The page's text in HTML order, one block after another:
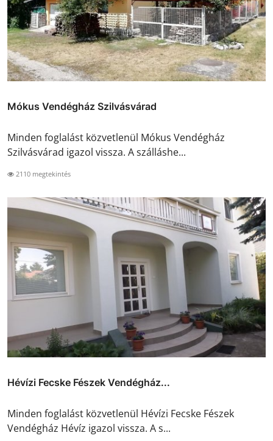
Mókus Vendégház Szilvásvárad
Minden foglalást közvetlenül Mókus Vendégház
Szilvásvárad igazol vissza. A szálláshe...
2110 megtekintés
Hévízi Fecske Fészek Vendégház...
Minden foglalást közvetlenül Hévízi Fecske Fészek
Vendégház Hévíz igazol vissza. A s...